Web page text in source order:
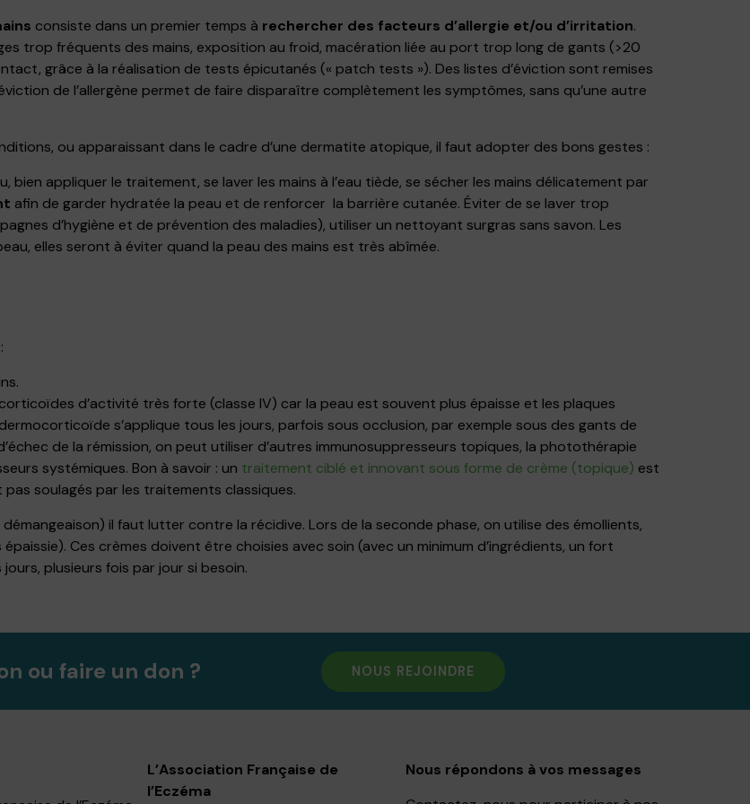
consiste dans un premier temps à rechercher des facteurs d’allergie et/ou d’irritation.
trop fréquents des mains, exposition au froid, macération liée au port trop long de gants (>20
grâce à la réalisation de tests épicutanés (« patch tests »). Des listes d’éviction sont remises
de l’allergène permet de faire disparaître complètement les symptômes, sans qu’une autre
ou apparaissant dans le cadre d’une dermatite atopique, il faut adopter des bons gestes :
appliquer le traitement, se laver les mains à l’eau tiède, se sécher les mains délicatement par
afin de garder hydratée la peau et de renforcer la barrière cutanée. Éviter de se laver trop
d’hygiène et de prévention des maladies), utiliser un nettoyant surgras sans savon. Les
elles seront à éviter quand la peau des mains est très abîmée.
d’activité très forte (classe IV) car la peau est souvent plus épaisse et les plaques
s’applique tous les jours, parfois sous occlusion, par exemple sous des gants de
de la rémission, on peut utiliser d’autres immunosuppresseurs topiques, la photothérapie
systémiques. Bon à savoir : un traitement ciblé et innovant sous forme de crème (topique) est
soulagés par les traitements classiques.
démangeaison) il faut lutter contre la récidive. Lors de la seconde phase, on utilise des émollients,
Ces crèmes doivent être choisies avec soin (avec un minimum d’ingrédients, un fort
plusieurs fois par jour si besoin.
ou faire un don ? NOUS REJOINDRE
L’Association Française de
l’Eczéma
Nous répondons à vos messages